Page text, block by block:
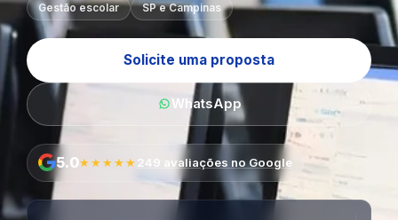
Gestão escolar
SP e Campinas
Solicite uma proposta
WhatsApp
5.0★★★★★ 249 avaliações no Google